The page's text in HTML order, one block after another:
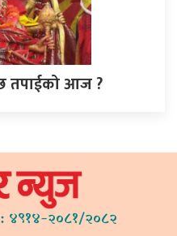
तपाईको आज ?
४९१४-२०८१/२०८२